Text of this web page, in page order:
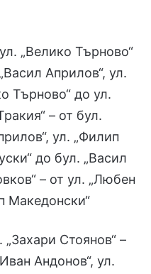
„Велико Търново“
Априлов“, ул.
Търново“ до ул.
– от бул.
ул. „Филип
до бул. „Васил
– от ул. „Любен
Македонски“
„Захари Стоянов“ –
Андонов“, ул.